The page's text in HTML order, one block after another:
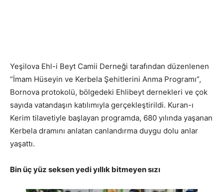
Yeşilova Ehl-i Beyt Camii Derneği tarafından düzenlenen
“İmam Hüseyin ve Kerbela Şehitlerini Anma Programı”,
Bornova protokolü, bölgedeki Ehlibeyt dernekleri ve çok
sayıda vatandaşın katılımıyla gerçekleştirildi. Kuran-ı
Kerim tilavetiyle başlayan programda, 680 yılında yaşanan
Kerbela dramını anlatan canlandırma duygu dolu anlar
yaşattı.
Bin üç yüz seksen yedi yıllık bitmeyen sızı